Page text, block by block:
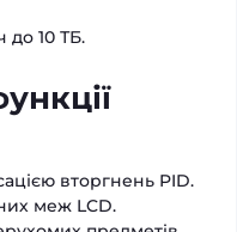
до 10 ТБ.
вторгнень PID.
меж LCD.